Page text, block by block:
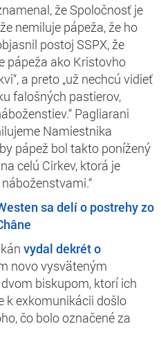
že Spoločnosť je
nemiluje pápeža, že ho
postoj SSPX, že
pápeža ako Kristovho
a preto „už nechcú vidieť
falošných pastierov,
Pagliarani
Namiestnika
pápež bol takto ponížený
celú Cirkev, ktorá je
sa delí o postrehy zo
vydal dekrét o
novo vysväteným
biskupom, ktorí ich
k exkomunikácii došlo
čo bolo označené za